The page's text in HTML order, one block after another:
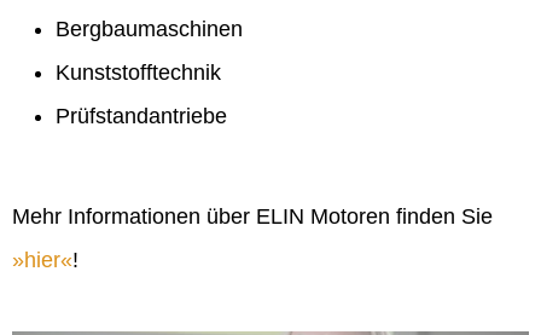
Bergbaumaschinen
Kunststofftechnik
Prüfstandantriebe
Mehr Informationen über ELIN Motoren finden Sie
hier !